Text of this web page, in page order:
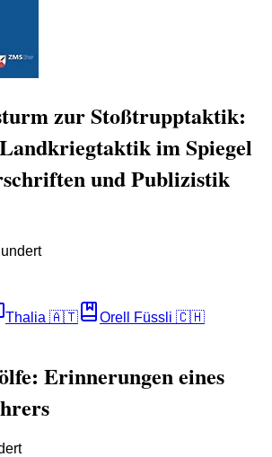
zur Stoßtrupptaktik:
im Spiegel
und Publizistik
Thalia 🇦🇹 Orell Füssli 🇨🇭
Erinnerungen eines